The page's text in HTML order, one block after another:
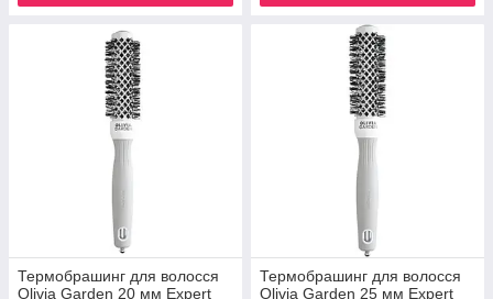
Термобрашинг для волосся
Olivia Garden 20 мм Expert
Термобрашинг для волосся
Olivia Garden 25 мм Expert